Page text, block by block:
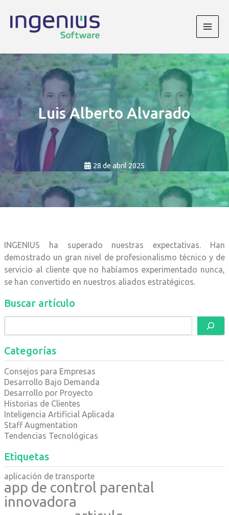
contenido
Main
Luis Alberto Alvarado
28 de abril 2025
INGENIUS ha superado nuestras expectativas. Han
demostrado un gran nivel de profesionalismo técnico y de
servicio al cliente que no habíamos experimentado nunca,
se han convertido en nuestros aliados estratégicos.
Buscar artículo
Categorías
Consejos para Empresas
Desarrollo Bajo Demanda
Desarrollo por Proyecto
Historias de Clientes
Inteligencia Artificial Aplicada
Staff Augmentation
Tendencias Tecnológicas
Etiquetas
aplicación de transporte
app de control parental
innovadora